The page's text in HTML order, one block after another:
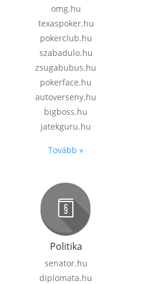
omg.hu
texaspoker.hu
pokerclub.hu
szabadulo.hu
zsugabubus.hu
pokerface.hu
autoverseny.hu
bigboss.hu
jatekguru.hu
Tovább »
Politika
senator.hu
diplomata.hu